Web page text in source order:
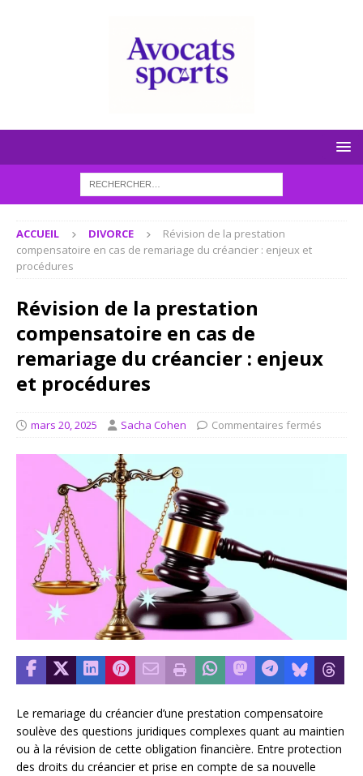
ACCUEIL DIVORCE
Révision de la prestation
compensatoire en cas de remariage du créancier : enjeux et
procédures
Révision de la prestation
compensatoire en cas de
remariage du créancier : enjeux
et procédures
mars 20, 2025 Sacha Cohen Commentaires fermés
Le remariage du créancier d’une prestation compensatoire
soulève des questions juridiques complexes quant au maintien
ou à la révision de cette obligation financière. Entre protection
des droits du créancier et prise en compte de sa nouvelle